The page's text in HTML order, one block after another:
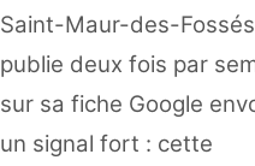
Saint-Maur-des-
publie deux fois par
sur sa fiche Google
un signal fort : cette